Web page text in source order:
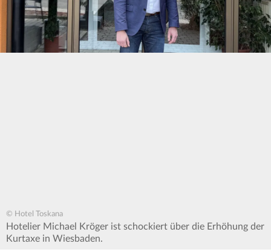
© Hotel Toskana
Hotelier Michael Kröger ist schockiert über die Erhöhung der
Kurtaxe in Wiesbaden.